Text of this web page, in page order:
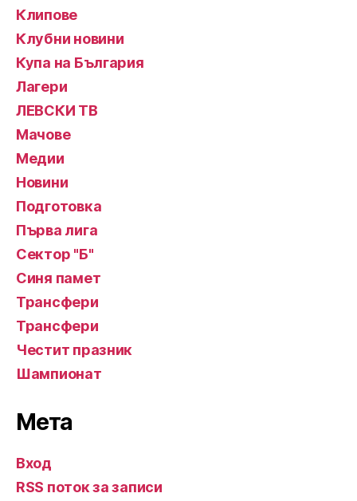
Клипове
Клубни новини
Купа на България
Лагери
ЛЕВСКИ ТВ
Мачове
Медии
Новини
Подготовка
Първа лига
Сектор "Б"
Синя памет
Трансфери
Трансфери
Честит празник
Шампионат
Мета
Вход
RSS поток за записи